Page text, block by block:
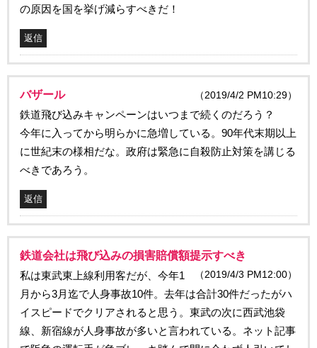
の原因を国を挙げ減らすべきだ！
返信
バザール （2019/4/2 PM10:29）
鉄道飛び込みキャンペーンはいつまで続くのだろう？
今年に入ってから明らかに急増している。90年代末期以上
に世紀末の様相だな。政府は緊急に自殺防止対策を講じる
べきであろう。
返信
鉄道会社は飛び込みの損害賠償額提示すべき
（2019/4/3 PM12:00）
私は東武東上線利用客だが、今年1
月から3月迄で人身事故10件。去年は合計30件だったがハ
イスピードでクリアされると思う。東武の次に西武池袋
線、新宿線が人身事故が多いと言われている。ネット記事